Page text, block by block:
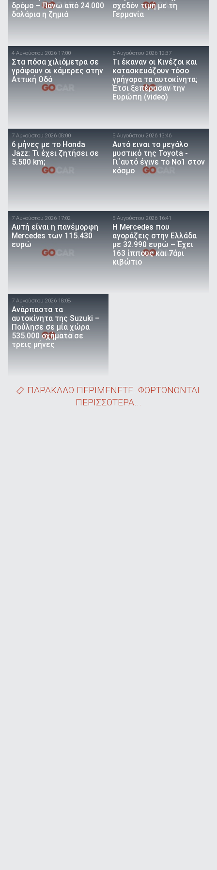
δρόμο – Πάνω από 24.000
δολάρια η ζημιά
σχεδόν τιμή με τη
Γερμανία
4 Αυγούστου 2026 17:00
Στα πόσα χιλιόμετρα σε
γράφουν οι κάμερες στην
Αττική Οδό
6 Αυγούστου 2026 12:37
Τι έκαναν οι Κινέζοι και
κατασκευάζουν τόσο
γρήγορα τα αυτοκίνητα;
Έτσι ξεπέρασαν την
Ευρώπη (video)
7 Αυγούστου 2026 08:00
6 μήνες με το Honda
Jazz: Τι έχει ζητήσει σε
5.500 km;
5 Αυγούστου 2026 13:46
Αυτό ειναι τo μεγάλο
μυστικό της Toyota -
Γι΄αυτό έγινε το Νο1 στον
κόσμο
7 Αυγούστου 2026 17:02
Αυτή είναι η πανέμορφη
Mercedes των 115.430
ευρώ
5 Αυγούστου 2026 16:41
Η Mercedes που
αγοράζεις στην Ελλάδα
με 32.990 ευρώ – Έχει
163 ίππους και 7άρι
κιβώτιο
7 Αυγούστου 2026 18:08
Ανάρπαστα τα
αυτοκίνητα της Suzuki –
Πούλησε σε μία χώρα
535.000 οχήματα σε
τρεις μήνες
ΠΑΡΑΚΑΛΩ ΠΕΡΙΜΕΝΕΤΕ. ΦΟΡΤΩΝΟΝΤΑΙ
ΠΕΡΙΣΣΟΤΕΡΑ...